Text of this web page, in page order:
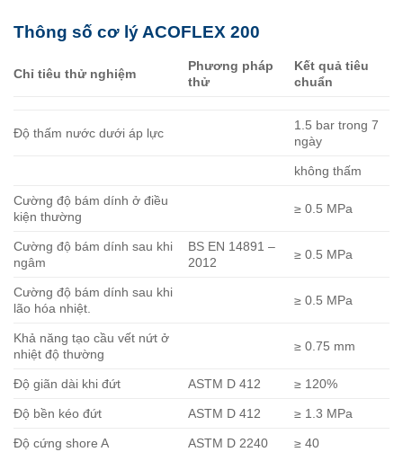
Thông số cơ lý ACOFLEX 200
Chỉ tiêu thử nghiệm
Phương pháp
thử
Kết quả tiêu
chuẩn
Độ thấm nước dưới áp lực
1.5 bar trong 7
ngày
không thấm
Cường độ bám dính ở điều
kiện thường
≥ 0.5 MPa
Cường độ bám dính sau khi
ngâm
BS EN 14891 –
2012
≥ 0.5 MPa
Cường độ bám dính sau khi
lão hóa nhiệt.
≥ 0.5 MPa
Khả năng tạo cầu vết nứt ở
nhiệt độ thường
≥ 0.75 mm
Độ giãn dài khi đứt ASTM D 412 ≥ 120%
Độ bền kéo đứt ASTM D 412 ≥ 1.3 MPa
Độ cứng shore A ASTM D 2240 ≥ 40